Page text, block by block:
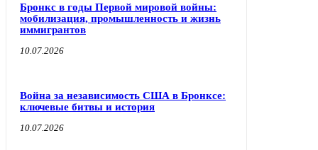
Бронкс в годы Первой мировой войны:
мобилизация, промышленность и жизнь
иммигрантов
10.07.2026
Война за независимость США в Бронксе:
ключевые битвы и история
10.07.2026